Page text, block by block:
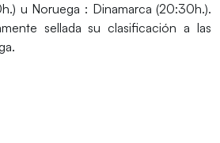
u Noruega : Dinamarca (20:30h.).
sellada su clasificación a las